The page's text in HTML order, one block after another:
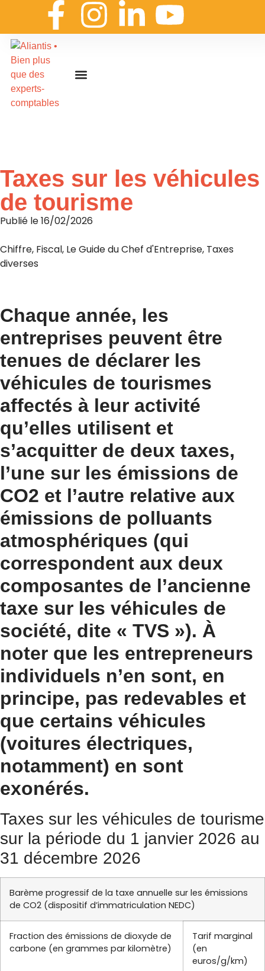
Taxes sur les véhicules
de tourisme
Publié le16/02/2026
Chiffre, Fiscal, Le Guide du Chef d'Entreprise, Taxes
diverses
Chaque année, les
entreprises peuvent être
tenues de déclarer les
véhicules de tourismes
affectés à leur activité
qu’elles utilisent et
s’acquitter de deux taxes,
l’une sur les émissions de
CO2 et l’autre relative aux
émissions de polluants
atmosphériques (qui
correspondent aux deux
composantes de l’ancienne
taxe sur les véhicules de
société, dite « TVS »). À
noter que les entrepreneurs
individuels n’en sont, en
principe, pas redevables et
que certains véhicules
(voitures électriques,
notamment) en sont
exonérés.
Taxes sur les véhicules de tourisme
sur la période du 1 janvier 2026 au
31 décembre 2026
Barème progressif de la taxe annuelle sur les émissions
de CO2 (dispositif d’immatriculation NEDC)
Fraction des émissions de dioxyde de
carbone (en grammes par kilomètre)
Tarif marginal
(en
euros/g/km)